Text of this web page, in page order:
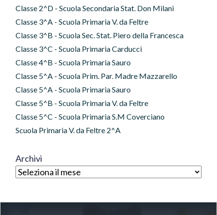
Classe 2^D - Scuola Secondaria Stat. Don Milani
Classe 3^A - Scuola Primaria V. da Feltre
Classe 3^B - Scuola Sec. Stat. Piero della Francesca
Classe 3^C - Scuola Primaria Carducci
Classe 4^B - Scuola Primaria Sauro
Classe 5^A - Scuola Prim. Par. Madre Mazzarello
Classe 5^A - Scuola Primaria Sauro
Classe 5^B - Scuola Primaria V. da Feltre
Classe 5^C - Scuola Primaria S.M Coverciano
Scuola Primaria V. da Feltre 2^A
Archivi